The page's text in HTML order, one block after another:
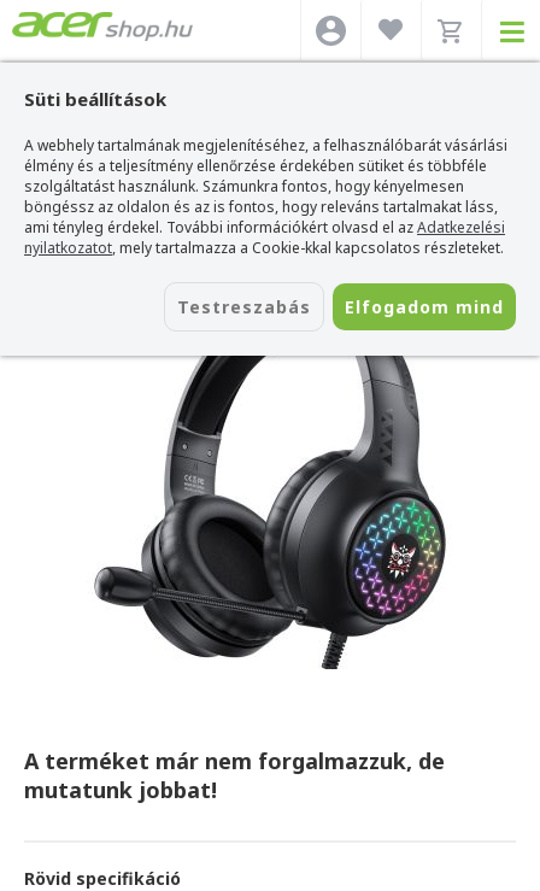
Süti beállítások
A webhely tartalmának megjelenítéséhez, a felhasználóbarát vásárlási
élmény és a teljesítmény ellenőrzése érdekében sütiket és többféle
szolgáltatást használunk. Számunkra fontos, hogy kényelmesen
böngéssz az oldalon és az is fontos, hogy releváns tartalmakat láss,
ami tényleg érdekel. További információkért olvasd el azAdatkezelési
nyilatkozatot, mely tartalmazza a Cookie-kkal kapcsolatos részleteket.
Testreszabás Elfogadom mind
Acer webshop>Kiegészítők>Headset>Onikuma Headset >Onikuma X7
Pro RGB Gaming Fejhallgató - Fekete
Onikuma X7 Pro RGB Gaming
Fejhallgató - Fekete
Azonosító: X7 PRO RGB 3.5mm
A terméket már nem forgalmazzuk, de
mutatunk jobbat!
Rövid specifikáció